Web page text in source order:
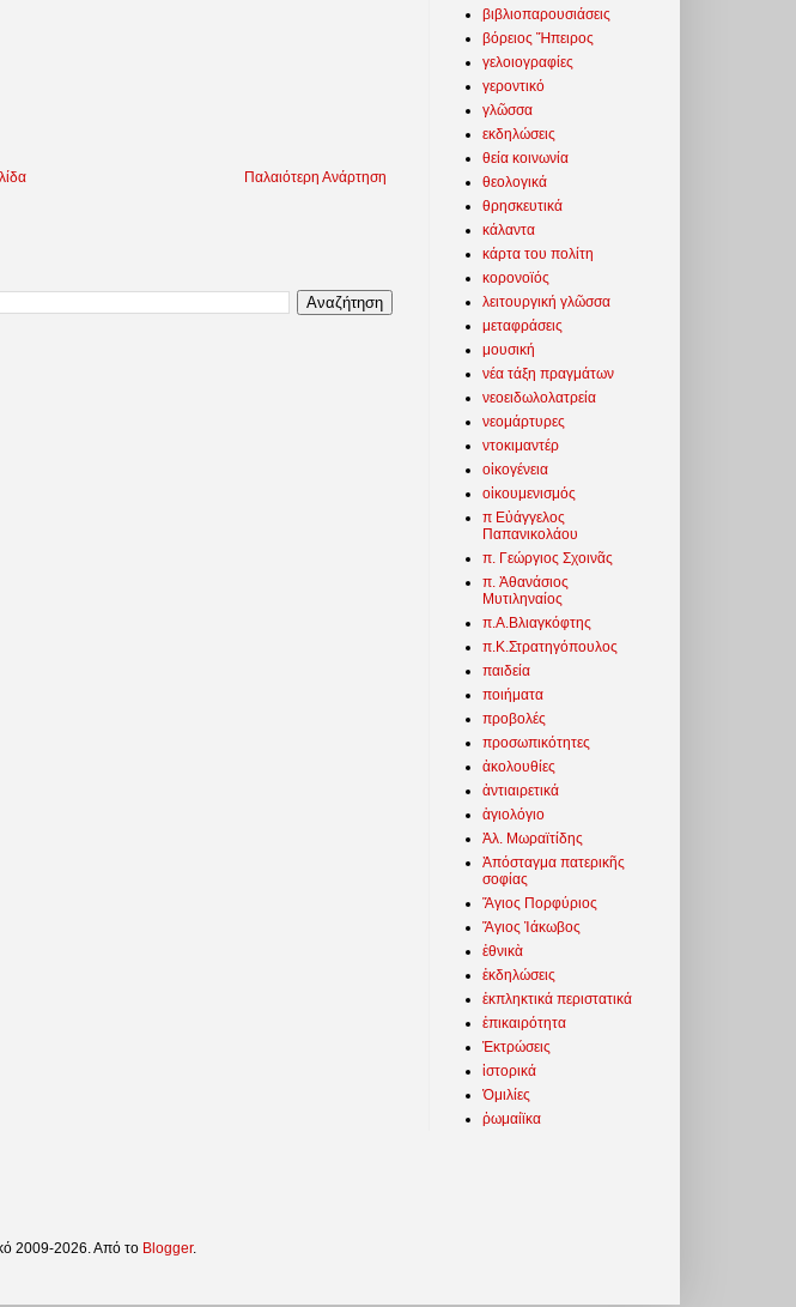
Παλαιότερη Ανάρτηση
βιβλιοπαρουσιάσεις
βόρειος Ἤπειρος
γελοιογραφίες
γεροντικό
γλῶσσα
εκδηλώσεις
θεία κοινωνία
θεολογικά
θρησκευτικά
κάλαντα
κάρτα του πολίτη
κορονοϊός
λειτουργική γλῶσσα
μεταφράσεις
μουσική
νέα τάξη πραγμάτων
νεοειδωλολατρεία
νεομάρτυρες
ντοκιμαντέρ
οἰκογένεια
οἰκουμενισμός
π Εὐάγγελος
Παπανικολάου
π. Γεώργιος Σχοινᾶς
π. Ἀθανάσιος
Μυτιληναίος
π.Α.Βλιαγκόφτης
π.Κ.Στρατηγόπουλος
παιδεία
ποιήματα
προβολές
προσωπικότητες
ἀκολουθίες
ἀντιαιρετικά
ἁγιολόγιο
Ἀλ. Μωραϊτίδης
Ἀπόσταγμα πατερικῆς
σοφίας
Ἅγιος Πορφύριος
Ἅγιος Ἰάκωβος
ἐθνικὰ
ἐκδηλώσεις
ἐκπληκτικά περιστατικά
ἐπικαιρότητα
Ἐκτρώσεις
ἱστορικά
Ὁμιλίες
ῥωμαίϊκα
2009-2026. Από το Blogger.